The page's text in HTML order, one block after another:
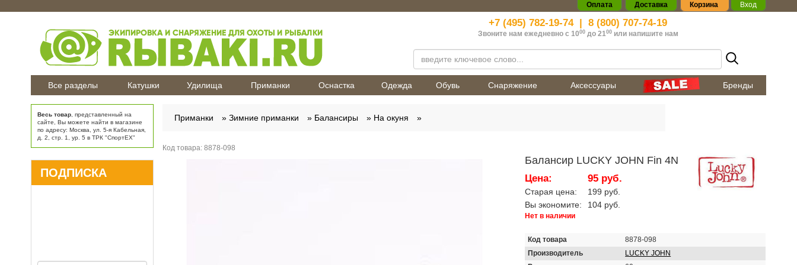
Оплата Доставка Корзина Вход
+7 (495) 782-19-74| 8 (800) 707-74-19
Звоните нам ежедневно с 1000до 2100 или напишите нам
Все разделы Катушки Удилища Приманки Оснастка Одежда Обувь Снаряжение Аксессуары Бренды
Приманки Зимние приманки Балансиры На окуня
Код товара: 8878-098
Балансир LUCKY JOHN Fin 4N
Цена: 95 руб.
Старая цена:
199 руб.
Вы экономите:
104 руб.
Нет в наличии
Код товара
8878-098
Производитель
LUCKY JOHN
Весь товар , представленный на
сайте, Вы можете найти в магазине
по адресу: Москва, ул. 5-я Кабельная,
д. 2, стр. 1, ур. 5 в ТРК "СпортЕХ"
ПОДПИСКА